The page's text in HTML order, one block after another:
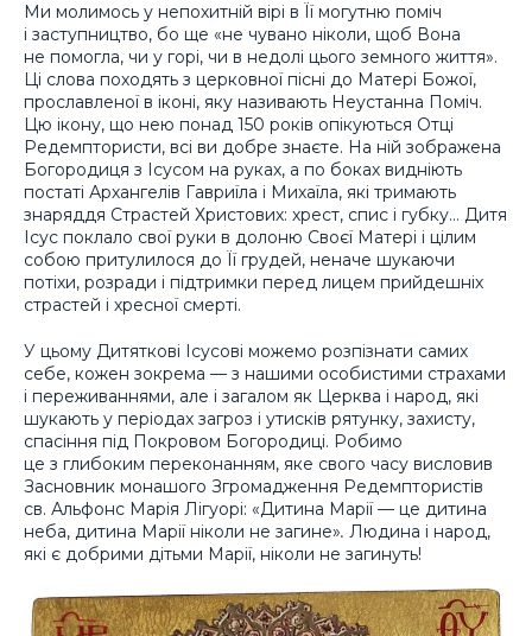
Ми молимось у непохитній вірі в Її могутню поміч
і заступництво, бо ще «не чувано ніколи, щоб Вона
не помогла, чи у горі, чи в недолі цього земного життя».
Ці слова походять з церковної пісні до Матері Божої,
прославленої в іконі, яку називають Неустанна Поміч.
Цю ікону, що нею понад 150 років опікуються Отці
Редемптористи, всі ви добре знаєте. На ній зображена
Богородиця з Ісусом на руках, а по боках видніють
постаті Архангелів Гавриїла і Михаїла, які тримають
знаряддя Страстей Христових: хрест, спис і губку… Дитя
Ісус поклало свої руки в долоню Своєї Матері і цілим
собою притулилося до Її грудей, неначе шукаючи
потіхи, розради і підтримки перед лицем прийдешніх
страстей і хресної смерті.
У цьому Дитяткові Ісусові можемо розпізнати самих
себе, кожен зокрема — з нашими особистими страхами
і переживаннями, але і загалом як Церква і народ, які
шукають у періодах загроз і утисків рятунку, захисту,
спасіння під Покровом Богородиці. Робимо
це з глибоким переконанням, яке свого часу висловив
Засновник монашого Згромадження Редемптористів
св. Альфонс Марія Лігуорі: «Дитина Марії — це дитина
неба, дитина Марії ніколи не загине». Людина і народ,
які є добрими дітьми Марії, ніколи не загинуть!